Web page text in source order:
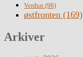
Verdun (96)
østfronten (169)
Arkiver